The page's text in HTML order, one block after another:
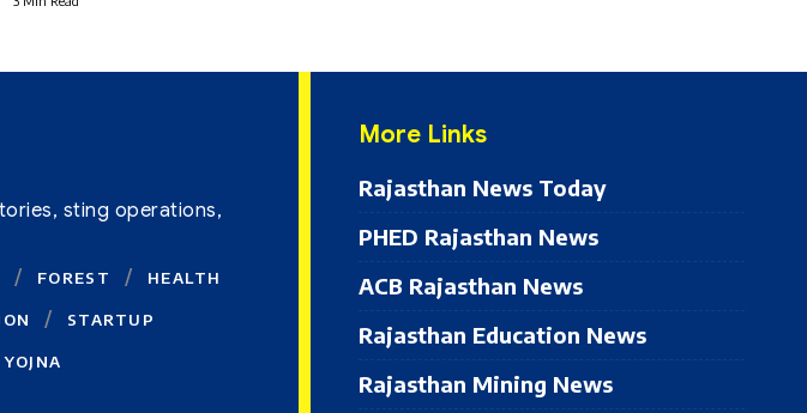
sting operations,
FOREST HEALTH
STARTUP
YOJNA
More Links
Rajasthan News Today
PHED Rajasthan News
ACB Rajasthan News
Rajasthan Education News
Rajasthan Mining News